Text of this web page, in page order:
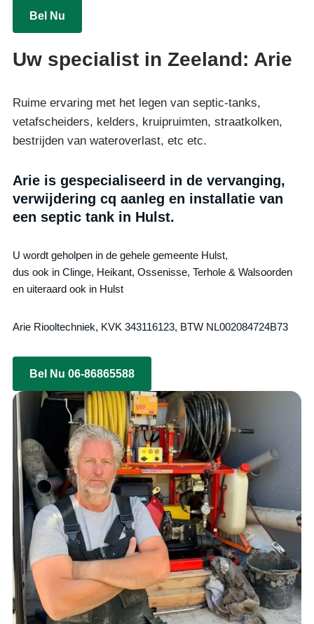
Bel Nu
Uw specialist in Zeeland: Arie
Ruime ervaring met het legen van septic-tanks,
vetafscheiders, kelders, kruipruimten, straatkolken,
bestrijden van wateroverlast, etc etc.
Arie is gespecialiseerd in de vervanging,
verwijdering cq aanleg en installatie van
een septic tank in Hulst.
U wordt geholpen in de gehele gemeente Hulst,
dus ook in Clinge, Heikant, Ossenisse, Terhole & Walsoorden
en uiteraard ook in Hulst
Arie Riooltechniek, KVK 343116123, BTW NL002084724B73
Bel Nu 06-86865588